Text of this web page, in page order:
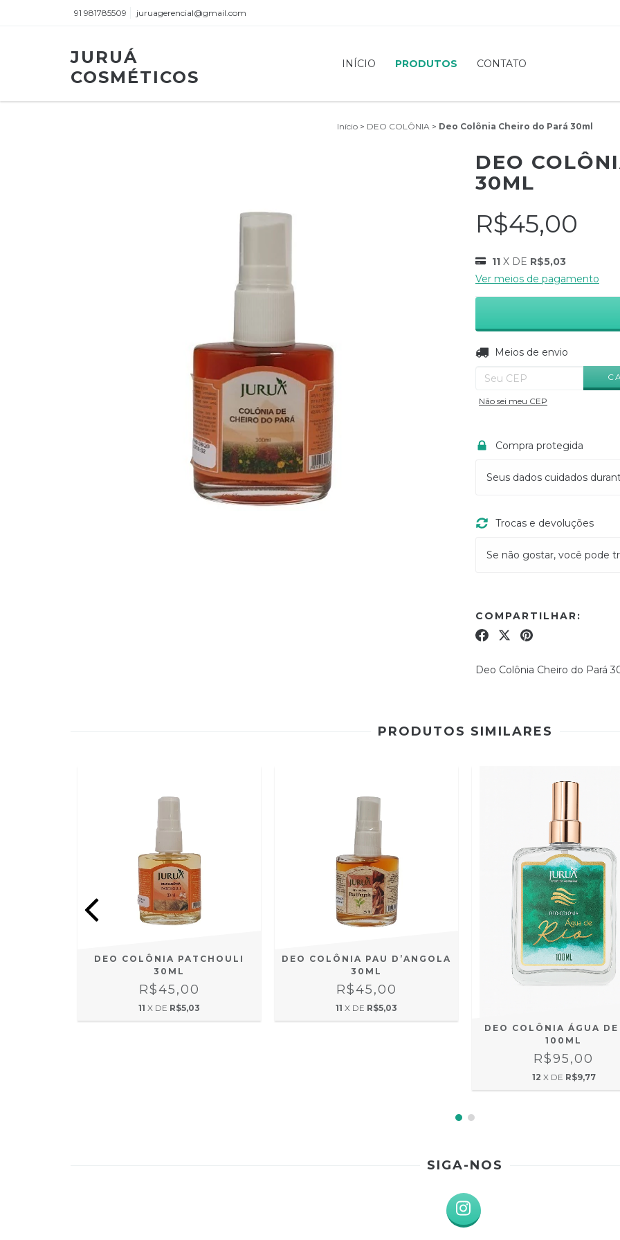
91 981785509 juruagerencial@gmail.com
JURUÁ
COSMÉTICOS
INÍCIO PRODUTOS CONTATO
Início > DEO COLÔNIA > Deo Colônia Cheiro do Pará 30ml
DEO
30ML
R$45,00
11 X DE R$5,03
Ver meios de pagamento
Entregas para o CEP:
Meios de envio
Não sei meu CEP
Compra protegida
Seus dados cuidados
Trocas e devoluções
Se não gostar, você pode
COMPARTILHAR:
Deo Colônia Cheiro do Pará
PRODUTOS SIMILARES
DEO COLÔNIA PATCHOULI
30ML
R$45,00
11 X DE R$5,03
DEO COLÔNIA PAU D’ANGOLA
30ML
R$45,00
11 X DE R$5,03
DEO COLÔNIA ÁGUA
100ML
R$95,00
12 X DE R$9,77
SIGA-NOS